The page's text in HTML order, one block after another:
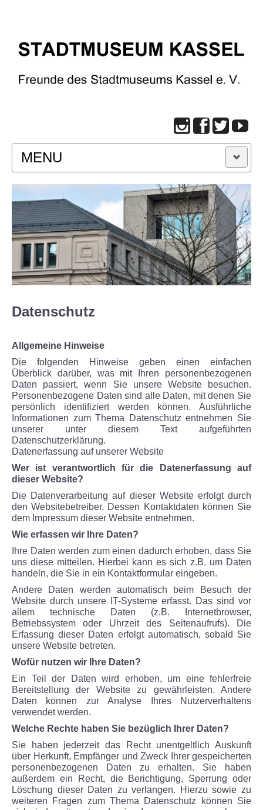
MENU
START
BESUCH
Infos
Termine
Gruppen und Schulen
Erzähltreff für Ältere
Virtuelle Führung
AUSSTELLUNGEN
Dauerausstellung
Kommende Sonderausstellung
Archiv Sonderausstellungen
Museum
Team
Kontakt
Förderverein
ENGLISH
Datenschutz
Allgemeine Hinweise
Die folgenden Hinweise geben einen einfachen
Überblick darüber, was mit Ihren personenbezogenen
Daten passiert, wenn Sie unsere Website besuchen.
Personenbezogene Daten sind alle Daten, mit denen Sie
persönlich identifiziert werden können. Ausführliche
Informationen zum Thema Datenschutz entnehmen Sie
unserer unter diesem Text aufgeführten
Datenschutzerklärung.
Datenerfassung auf unserer Website
Wer ist verantwortlich für die Datenerfassung auf
dieser Website?
Die Datenverarbeitung auf dieser Website erfolgt durch
den Websitebetreiber. Dessen Kontaktdaten können Sie
dem Impressum dieser Website entnehmen.
Wie erfassen wir Ihre Daten?
Ihre Daten werden zum einen dadurch erhoben, dass Sie
uns diese mitteilen. Hierbei kann es sich z.B. um Daten
handeln, die Sie in ein Kontaktformular eingeben.
Andere Daten werden automatisch beim Besuch der
Website durch unsere IT-Systeme erfasst. Das sind vor
allem technische Daten (z.B. Internetbrowser,
Betriebssystem oder Uhrzeit des Seitenaufrufs). Die
Erfassung dieser Daten erfolgt automatisch, sobald Sie
unsere Website betreten.
Wofür nutzen wir Ihre Daten?
Ein Teil der Daten wird erhoben, um eine fehlerfreie
Bereitstellung der Website zu gewährleisten. Andere
Daten können zur Analyse Ihres Nutzerverhaltens
verwendet werden.
Welche Rechte haben Sie bezüglich Ihrer Daten?
Sie haben jederzeit das Recht unentgeltlich Auskunft
über Herkunft, Empfänger und Zweck Ihrer gespeicherten
personenbezogenen Daten zu erhalten. Sie haben
außerdem ein Recht, die Berichtigung, Sperrung oder
Löschung dieser Daten zu verlangen. Hierzu sowie zu
weiteren Fragen zum Thema Datenschutz können Sie